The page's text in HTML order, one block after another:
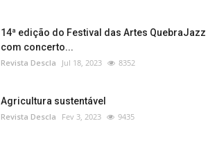
14ª edição do Festival das Artes QuebraJazz
com concerto...
Revista Descla Jul 18, 2023 8352
Agricultura sustentável
Revista Descla Fev 3, 2023 9435